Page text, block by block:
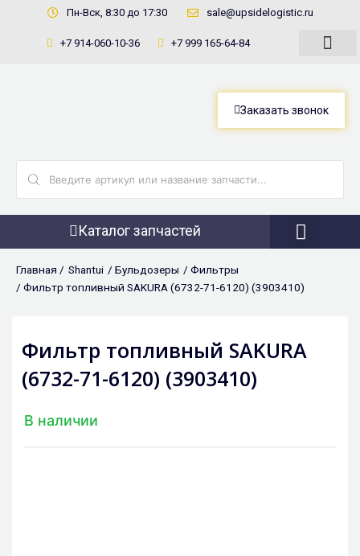
содержимому
Пн-Вск, 8:30 до 17:30 sale@upsidelogistic.ru
+7 914-060-10-36 +7 999 165-64-84
Заказать звонок
Каталог запчастей
Главная / Shantui / Бульдозеры / Фильтры
/ Фильтр топливный SAKURA (6732-71-6120) (3903410)
Фильтр топливный SAKURA
(6732-71-6120) (3903410)
В наличии